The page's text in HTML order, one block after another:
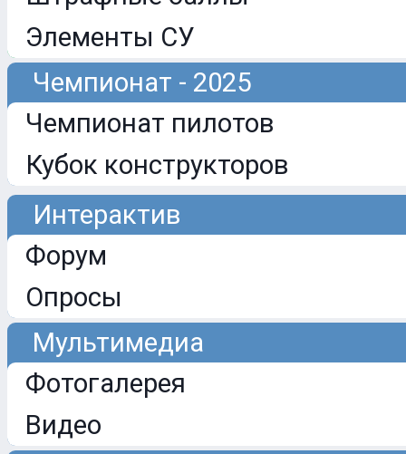
Элементы СУ
Чемпионат - 2025
Чемпионат пилотов
Кубок конструкторов
Интерактив
Форум
Опросы
Мультимедиа
Фотогалерея
Видео